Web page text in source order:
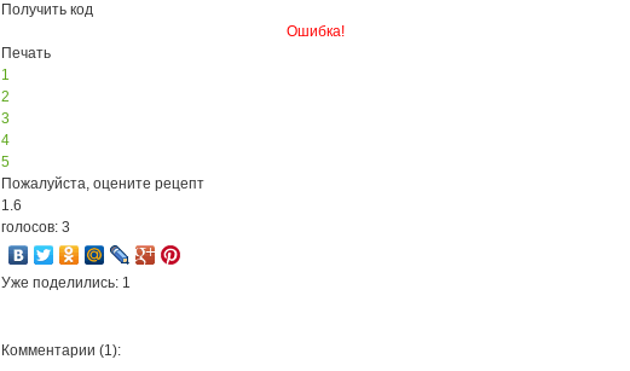
Получить код
Ошибка!
Печать
1
2
3
4
5
Пожалуйста, оцените рецепт
1.6
голосов: 3
Уже поделились: 1
Комментарии (1):